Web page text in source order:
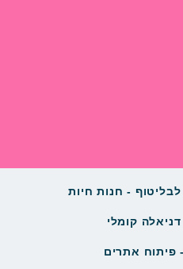
- חנות חיות
דניאלה קומלי